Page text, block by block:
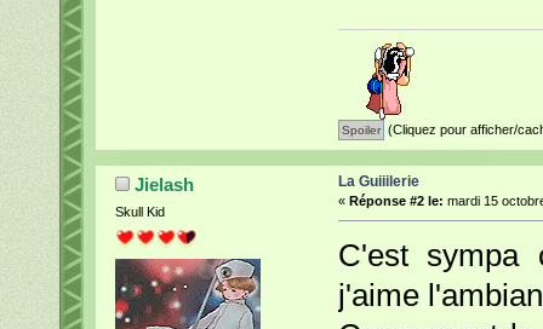
(Cliquez pour afficher/
Jielash
Skull Kid
La Guiiilerie
« Réponse #2 le: mardi 15
C'est sympa
j'aime